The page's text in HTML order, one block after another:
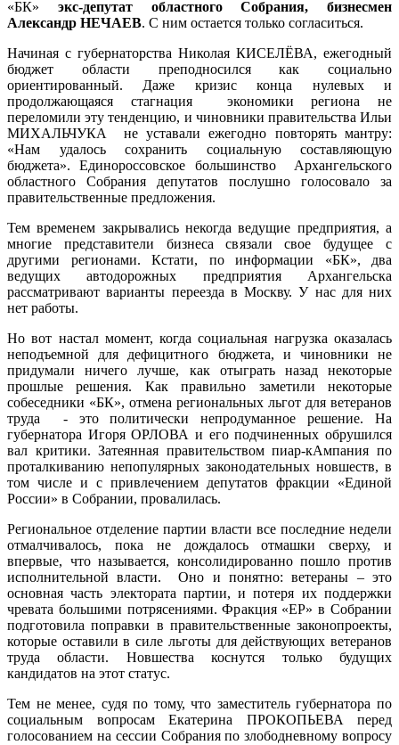
«БК» экс-депутат областного Собрания, бизнесмен
Александр НЕЧАЕВ. С ним остается только согласиться.
Начиная с губернаторства Николая КИСЕЛЁВА, ежегодный
бюджет области преподносился как социально
ориентированный. Даже кризис конца нулевых и
продолжающаяся стагнация экономики региона не
переломили эту тенденцию, и чиновники правительства Ильи
МИХАЛЬЧУКА не уставали ежегодно повторять мантру:
«Нам удалось сохранить социальную составляющую
бюджета». Единороссовское большинство Архангельского
областного Собрания депутатов послушно голосовало за
правительственные предложения.
Тем временем закрывались некогда ведущие предприятия, а
многие представители бизнеса связали свое будущее с
другими регионами. Кстати, по информации «БК», два
ведущих автодорожных предприятия Архангельска
рассматривают варианты переезда в Москву. У нас для них
нет работы.
Но вот настал момент, когда социальная нагрузка оказалась
неподъемной для дефицитного бюджета, и чиновники не
придумали ничего лучше, как отыграть назад некоторые
прошлые решения. Как правильно заметили некоторые
собеседники «БК», отмена региональных льгот для ветеранов
труда - это политически непродуманное решение. На
губернатора Игоря ОРЛОВА и его подчиненных обрушился
вал критики. Затеянная правительством пиар-кАмпания по
проталкиванию непопулярных законодательных новшеств, в
том числе и с привлечением депутатов фракции «Единой
России» в Собрании, провалилась.
Региональное отделение партии власти все последние недели
отмалчивалось, пока не дождалось отмашки сверху, и
впервые, что называется, консолидированно пошло против
исполнительной власти. Оно и понятно: ветераны – это
основная часть электората партии, и потеря их поддержки
чревата большими потрясениями. Фракция «ЕР» в Собрании
подготовила поправки в правительственные законопроекты,
которые оставили в силе льготы для действующих ветеранов
труда области. Новшества коснутся только будущих
кандидатов на этот статус.
Тем не менее, судя по тому, что заместитель губернатора по
социальным вопросам Екатерина ПРОКОПЬЕВА перед
голосованием на сессии Собрания по злободневному вопросу